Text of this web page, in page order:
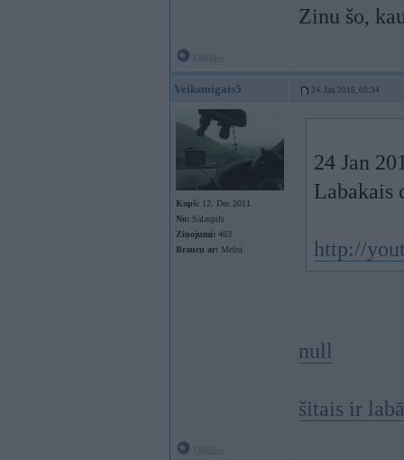
Zinu šo,
Veiksmigais5 24. Jan 2016, 00:34
Kopš: 12. Dec 2011
No: Salaspils
Ziņojumi: 463
Braucu ar: Melni
24 Jan
Labakais
http://
null
šitais ir